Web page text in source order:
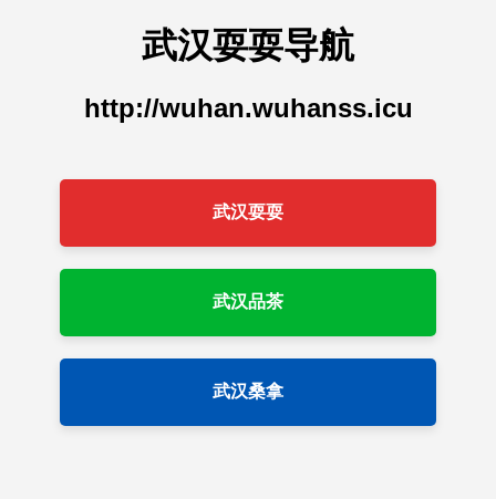
武汉耍耍导航
http://wuhan.wuhanss.icu
武汉耍耍
武汉品茶
武汉桑拿